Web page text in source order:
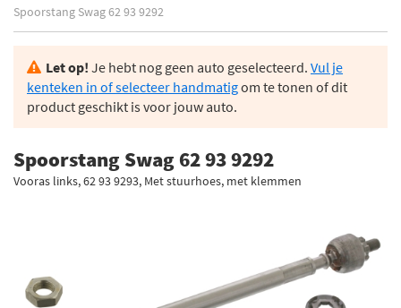
Spoorstang Swag 62 93 9292
Let op! Je hebt nog geen auto geselecteerd. Vul je
kenteken in of selecteer handmatigom te tonen of dit
product geschikt is voor jouw auto.
Spoorstang Swag 62 93 9292
Vooras links, 62 93 9293, Met stuurhoes, met klemmen